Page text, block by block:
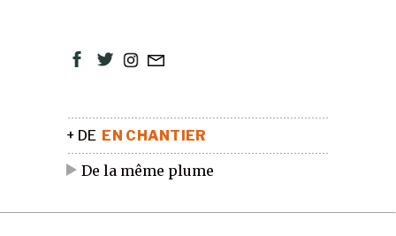
+ DE EN CHANTIER
De la même plume